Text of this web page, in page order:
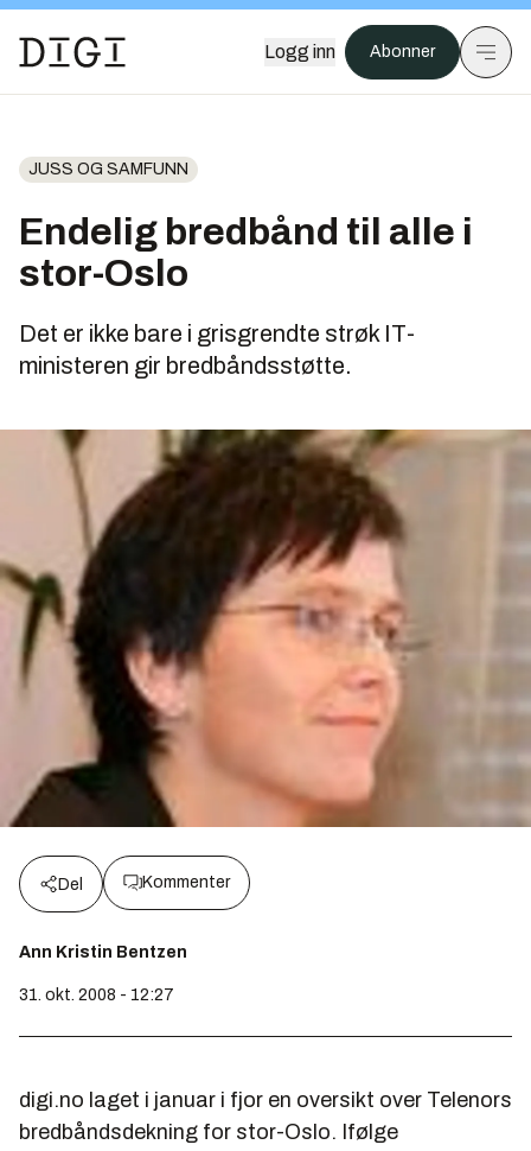
Logg inn Abonner
JUSS OG SAMFUNN
Endelig bredbånd til alle i
stor-Oslo
Det er ikke bare i grisgrendte strøk IT-
ministeren gir bredbåndsstøtte.
Del Kommenter
Ann Kristin Bentzen
31. okt. 2008 - 12:27
digi.no laget i januar i fjor en oversikt over Telenors
bredbåndsdekning for stor-Oslo. Ifølge